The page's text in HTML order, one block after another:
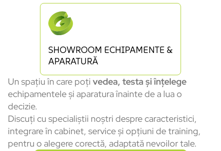
SHOWROOM ECHIPAMENTE &
APARATURĂ
Un spațiu în care poți vedea, testa și înțelege
echipamentele și aparatura înainte de a lua o
decizie.
Discuți cu specialiștii noștri despre caracteristici,
integrare în cabinet, service și opțiuni de training,
pentru o alegere corectă, adaptată nevoilor tale.